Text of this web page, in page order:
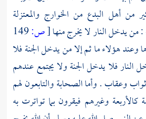
من أهل البدع من الخوارج والمعتزلة
من يدخل النار لا يخرج منها[ص:149
وعند هؤلاء ما ثم إلا من يدخل الجنة فلا
النار فلا يدخل الجنة ولا يجتمع عندهم
وعقاب . وأما الصحابة والتابعون لهم
كالأربعة وغيرهم فيقرون بما تواترت به